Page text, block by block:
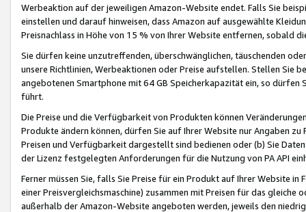
Werbeaktion auf der jeweiligen Amazon-Website endet. Falls Sie
einstellen und darauf hinweisen, dass Amazon auf ausgewählte
Preisnachlass in Höhe von 15 % von Ihrer Website entfernen, sobald
Sie dürfen keine unzutreffenden, überschwänglichen, täuschenden
unsere Richtlinien, Werbeaktionen oder Preise aufstellen. Stellen Sie
angebotenen Smartphone mit 64 GB Speicherkapazität ein, so dürfen
führt.
Die Preise und die Verfügbarkeit von Produkten können
Produkte ändern können, dürfen Sie auf Ihrer Website nur Angaben
Preisen und Verfügbarkeit dargestellt sind bedienen oder (b) Sie
der Lizenz festgelegten Anforderungen für die Nutzung von PA API
Ferner müssen Sie, falls Sie Preise für ein Produkt auf Ihrer Website
einer Preisvergleichsmaschine) zusammen mit Preisen für das
außerhalb der Amazon-Website angeboten werden, jeweils den